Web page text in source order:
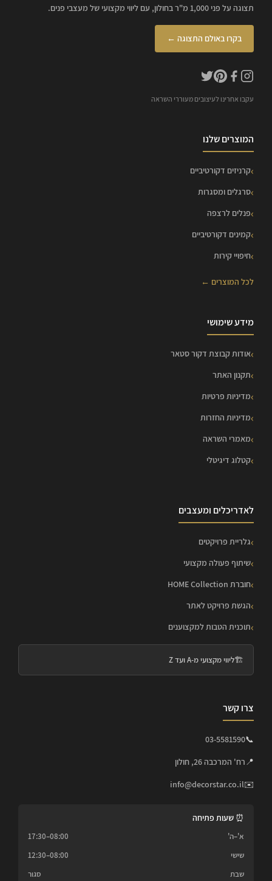
תצוגה על פני 1,000 מ"ר בחולון, עם ליווי מקצועי של מעצבי פנים.
בקרו באולם התצוגה ←
עקבו אחרינו לעיצובים מעוררי השראה
המוצרים שלנו
קרניזים דקורטיביים
סרגלים ומסגרות
פנלים לרצפה
קמינים דקורטיביים
חיפויי קירות
לכל המוצרים ←
מידע שימושי
אודות קבוצת דקור סטאר
תקנון האתר
מדיניות פרטיות
מדיניות החזרות
מאמרי השראה
קטלוג דיגיטלי
לאדריכלים ומעצבים
גלריית פרויקטים
שיתוף פעולה מקצועי
חוברת HOME Collection
הגשת פרויקט לאתר
תוכנית הטבות למקצוענים
🏗️ליווי מקצועי מ-A ועד Z
צרו קשר
📞
03-5581590
📍רח' המרכבה 26, חולון
✉️
info@decorstar.co.il
⏰ שעות פתיחה
א'–ה'
08:00–17:30
שישי
08:00–12:30
שבת
סגור